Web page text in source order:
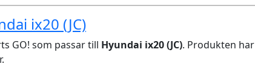
ix20 (JC)
GO! som passar till Hyundai ix20 (JC). Produkten har